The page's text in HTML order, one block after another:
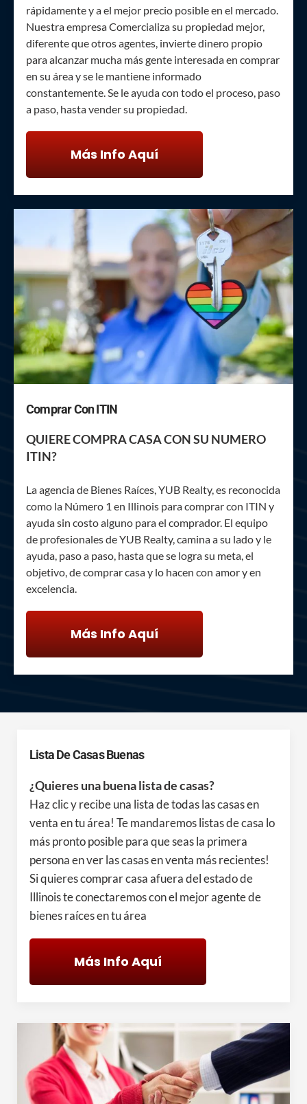
rápidamente y a el mejor precio posible en el mercado.
Nuestra empresa Comercializa su propiedad mejor,
diferente que otros agentes, invierte dinero propio
para alcanzar mucha más gente interesada en comprar
en su área y se le mantiene informado
constantemente. Se le ayuda con todo el proceso, paso
a paso, hasta vender su propiedad.
Más Info Aquí
Comprar Con ITIN
QUIERE COMPRA CASA CON SU NUMERO
ITIN?
La agencia de Bienes Raíces, YUB Realty, es reconocida
como la Número 1 en Illinois para comprar con ITIN y
ayuda sin costo alguno para el comprador. El equipo
de profesionales de YUB Realty, camina a su lado y le
ayuda, paso a paso, hasta que se logra su meta, el
objetivo, de comprar casa y lo hacen con amor y en
excelencia.
Más Info Aquí
Lista De Casas Buenas
¿Quieres una buena lista de casas?
Haz clic y recibe una lista de todas las casas en
venta en tu área! Te mandaremos listas de casa lo
más pronto posible para que seas la primera
persona en ver las casas en venta más recientes!
Si quieres comprar casa afuera del estado de
Illinois te conectaremos con el mejor agente de
bienes raíces en tu área
Más Info Aquí